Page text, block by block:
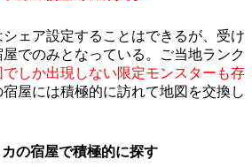
ェア設定することはできるが、受け
でのみとなっている。ご当地ランク
でしか出現しない限定モンスターも存
屋には積極的に訪れて地図を交換し
の宿屋で積極的に探す